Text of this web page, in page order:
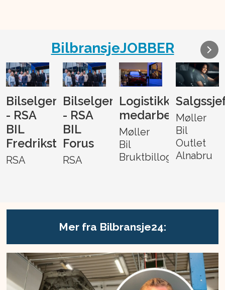
BilbransjeJOBBER
Bilselger
- RSA
BIL
Fredrikstad
RSA
Bilselger
- RSA
BIL
Forus
RSA
Logistikk-
medarbeider
Møller
Bil
Bruktbillogistikk
Møller
Bil
Outlet
Alnabru
Mer fra Bilbransje24: